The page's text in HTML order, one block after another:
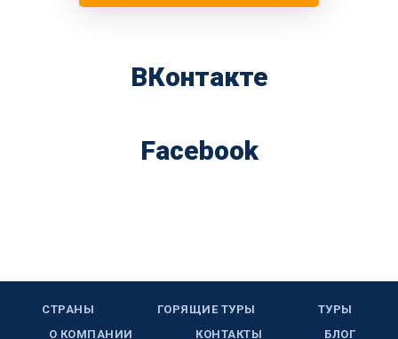
ВКонтакте
Facebook
СТРАНЫ ГОРЯЩИЕ ТУРЫ
ТУРЫ
О КОМПАНИИ
КОНТАКТЫ БЛОГ